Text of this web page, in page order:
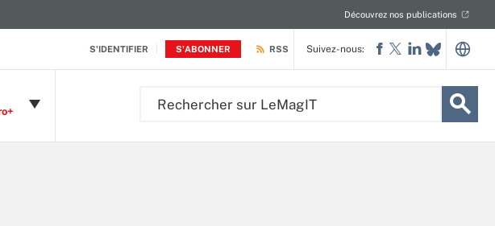
S'IDENTIFIER S'ABONNER
Découvrez nos publications
RSS Suivez-nous: